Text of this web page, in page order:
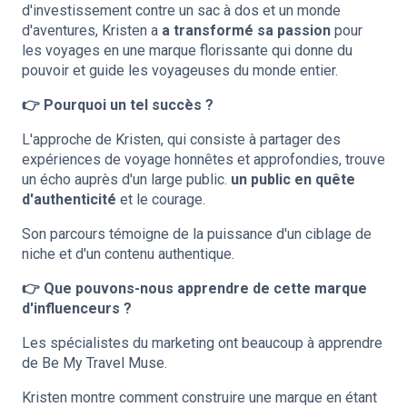
d'investissement contre un sac à dos et un monde
d'aventures, Kristen a a transformé sa passion pour
les voyages en une marque florissante qui donne du
pouvoir et guide les voyageuses du monde entier.
👉 Pourquoi un tel succès ?
L'approche de Kristen, qui consiste à partager des
expériences de voyage honnêtes et approfondies, trouve
un écho auprès d'un large public. un public en quête
d'authenticité et le courage.
Son parcours témoigne de la puissance d'un ciblage de
niche et d'un contenu authentique.
👉 Que pouvons-nous apprendre de cette marque
d'influenceurs ?
Les spécialistes du marketing ont beaucoup à apprendre
de Be My Travel Muse.
Kristen montre comment construire une marque en étant